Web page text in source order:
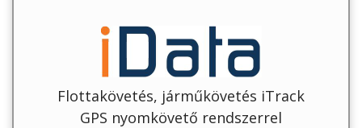
Flottakövetés, járműkövetés iTrack
GPS nyomkövető rendszerrel